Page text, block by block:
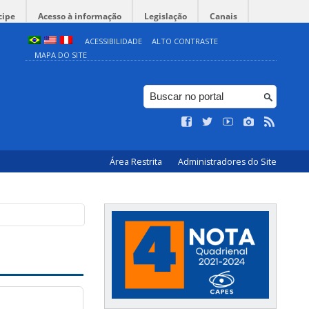
Acesso à informação Legislação Canais
ACESSIBILIDADE
ALTO CONTRASTE
MAPA DO SITE
Área Restrita Administradores do Site